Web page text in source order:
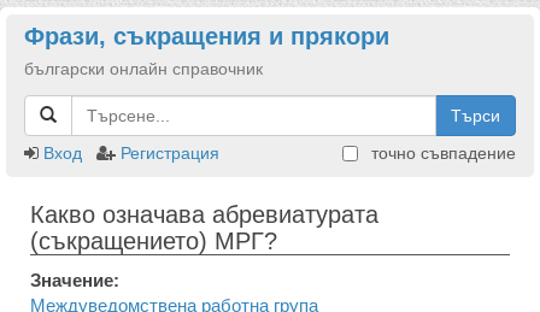
Фрази, съкращения и прякори
български онлайн справочник
Търси
Вход
Регистрация точно съвпадение
Какво означава абревиатурата
(съкращението) МРГ?
Значение:
Междуведомствена работна група